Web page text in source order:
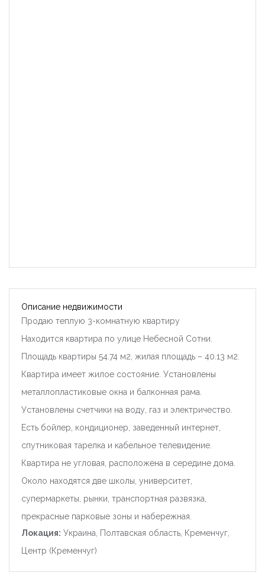
Описание недвижимости
Продаю теплую 3-комнатную квартиру
Находится квартира по улице Небесной Сотни.
Площадь квартиры 54.74 м2, жилая площадь – 40.13 м2.
Квартира имеет жилое состояние. Установлены
металлопластиковые окна и балконная рама.
Установлены счетчики на воду, газ и электричество.
Есть бойлер, кондиционер, заведенный интернет,
спутниковая тарелка и кабельное телевидение.
Квартира не угловая, расположена в середине дома.
Около находятся две школы, университет,
супермаркеты, рынки, транспортная развязка,
прекрасные парковые зоны и набережная.
Локация: Украина, Полтавская область, Кременчуг,
Центр (Кременчуг)